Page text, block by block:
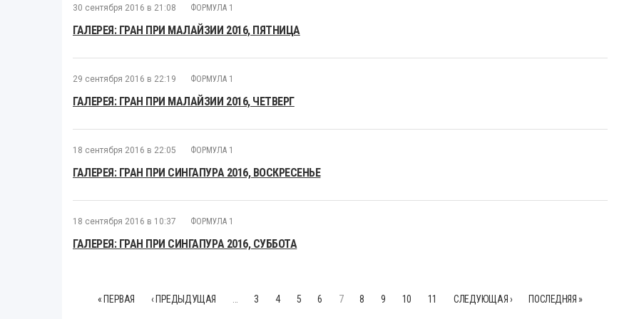
30 сентября 2016 в 21:08 ФОРМУЛА 1
ГАЛЕРЕЯ: ГРАН ПРИ МАЛАЙЗИИ 2016, ПЯТНИЦА
29 сентября 2016 в 22:19 ФОРМУЛА 1
ГАЛЕРЕЯ: ГРАН ПРИ МАЛАЙЗИИ 2016, ЧЕТВЕРГ
18 сентября 2016 в 22:05 ФОРМУЛА 1
ГАЛЕРЕЯ: ГРАН ПРИ СИНГАПУРА 2016, ВОСКРЕСЕНЬЕ
18 сентября 2016 в 10:37 ФОРМУЛА 1
ГАЛЕРЕЯ: ГРАН ПРИ СИНГАПУРА 2016, СУББОТА
« ПЕРВАЯ ‹ ПРЕДЫДУЩАЯ 3 4 5 6 7 8 9 10 11 СЛЕДУЮЩАЯ › ПОСЛЕДНЯЯ »